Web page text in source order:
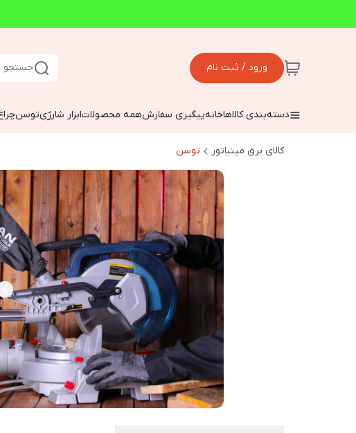
ورود / ثبت نام جستجو
دسته‌بندی کالاهاخانهپیگیری سفارشهمه محصولاتابزار شارژیتوسن
کالای برق مینیاتور توسن